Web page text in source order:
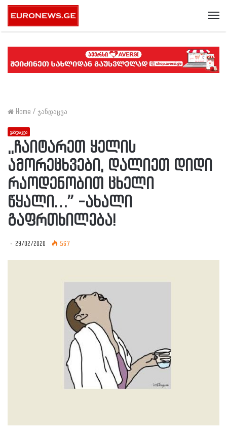
Home / ჯანდაცვა
ჯანდაცვა
,,ჩაიტარეთ ყელის
ამორეცხვები, დალიეთ დიდი
რაოდენობით ცხელი
წყალი…” -ახალი
გაფრთხილება!
29/02/2020 567